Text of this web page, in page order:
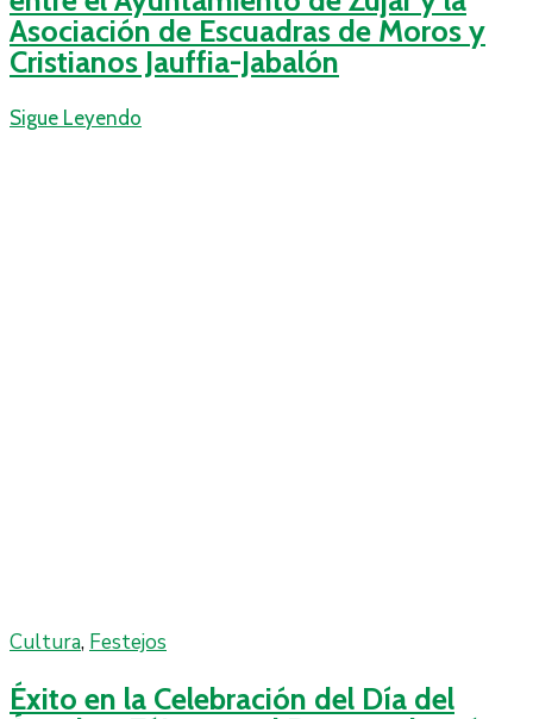
Asociación de Escuadras de Moros y
Cristianos Jauffia-Jabalón
Sigue Leyendo
Cultura‚ Festejos
Éxito en la Celebración del Día del